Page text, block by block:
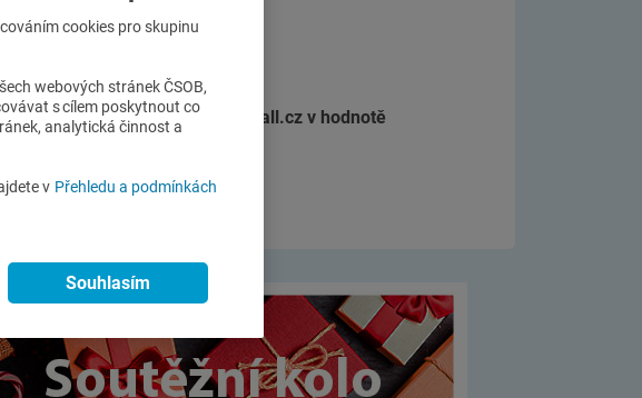
3 výherce poukázek na
Mall.cz v hodnotě
cookies pro skupinu
webových stránek ČSOB,
s cílem poskytnout co
analytická činnost a
v Přehledu a podmínkách
Souhlasím